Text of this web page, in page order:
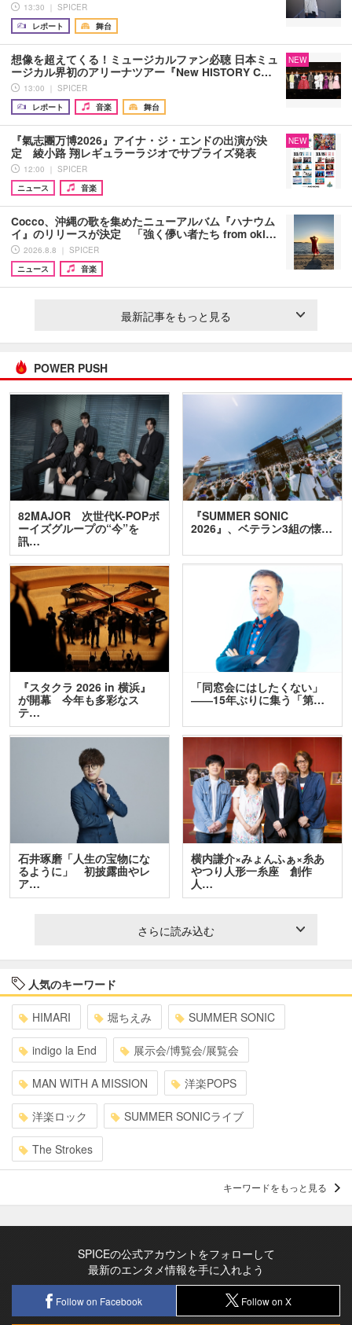
13:30 ｜ SPICER
レポート
舞台
想像を超えてくる！ミュージカルファン必聴 日本ミュ
ージカル界初のアリーナツアー『New HISTORY C…
13:00 ｜ SPICER
レポート
音楽 舞台
NEW
『氣志團万博2026』アイナ・ジ・エンドの出演が決
定 綾小路 翔レギュラーラジオでサプライズ発表
12:00 ｜ SPICER
ニュース
音楽
NEW
Cocco、沖縄の歌を集めたニューアルバム『ハナウム
イ』のリリースが決定 「強く儚い者たち from oki…
2026.8.8 ｜ SPICER
ニュース
音楽
最新記事をもっと見る
POWER PUSH
82MAJOR 次世代K-POPボ
ーイズグループの“今”を
訊…
『SUMMER SONIC
2026』、ベテラン3組の懐…
『スタクラ 2026 in 横浜』
が開幕 今年も多彩なス
テ…
「同窓会にはしたくない」
――15年ぶりに集う「第…
石井琢磨「人生の宝物にな
るように」 初披露曲やレ
ア…
横内謙介×みょんふぁ×糸あ
やつり人形一糸座 創作
人…
さらに読み込む
人気のキーワード
HIMARI 堀ちえみ SUMMER SONIC
indigo la End 展示会/博覧会/展覧会
MAN WITH A MISSION 洋楽POPS
洋楽ロック SUMMER SONICライブ
The Strokes
キーワードをもっと見る
SPICEの公式アカウントをフォローして
最新のエンタメ情報を手に入れよう
Follow on Facebook Follow on X